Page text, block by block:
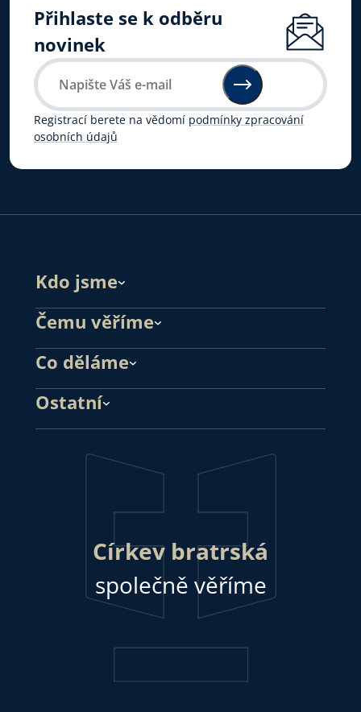
Přihlaste se k odběru
novinek
Registrací berete na vědomí podmínky zpracování
osobních údajů
Kdo jsme
Čemu věříme
Co děláme
Ostatní
Církev bratrská
společně věříme